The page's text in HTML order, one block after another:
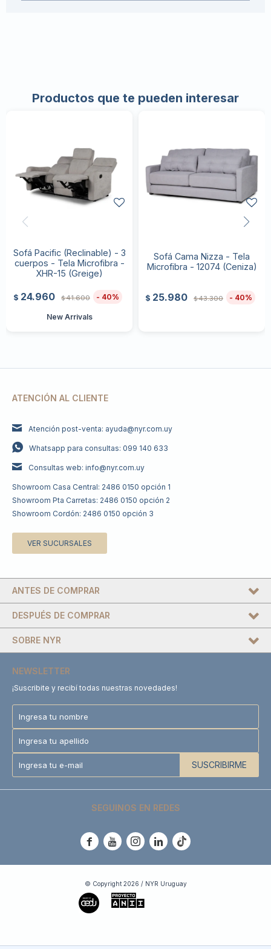
Productos que te pueden interesar
Sofá Pacific (Reclinable) - 3
cuerpos - Tela Microfibra -
XHR-15 (Greige)
$ 24.960 $41.600 40
New Arrivals
Sofá Cama Nizza - Tela
Microfibra - 12074 (Ceniza)
$ 25.980 $43.300 40
ATENCIÓN AL CLIENTE
Atención post-venta: ayuda@nyr.com.uy
Whatsapp para consultas: 099 140 633
Consultas web: info@nyr.com.uy
Showroom Casa Central: 2486 0150 opción 1
Showroom Pta Carretas: 2486 0150 opción 2
Showroom Cordón: 2486 0150 opción 3
VER SUCURSALES
DESPUÉS DE COMPRAR
SOBRE NYR
ANTES DE COMPRAR
NEWSLETTER
¡Suscribite y recibí todas nuestras novedades!
SUSCRIBIRME
SEGUINOS EN REDES
    
© Copyright 2026 / NYR Uruguay